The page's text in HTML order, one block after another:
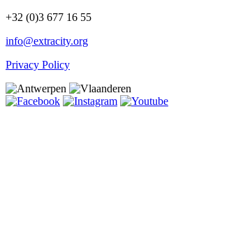
+32 (0)3 677 16 55
info@extracity.org
Privacy Policy